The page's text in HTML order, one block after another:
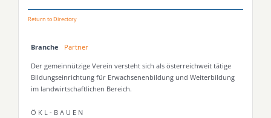
Return to Directory
Branche Partner
Der gemeinnützige Verein versteht sich als österreichweit tätige
Bildungseinrichtung für Erwachsenenbildung und Weiterbildung
im landwirtschaftlichen Bereich.
Ö K L - B A U E N